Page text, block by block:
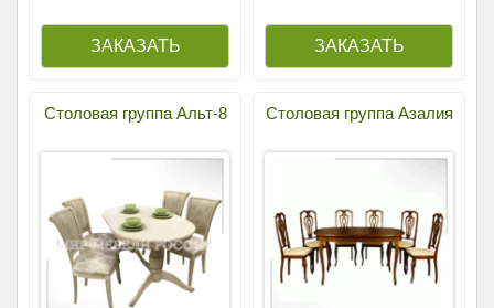
Столовая группа Альт-8 Столовая группа Азалия